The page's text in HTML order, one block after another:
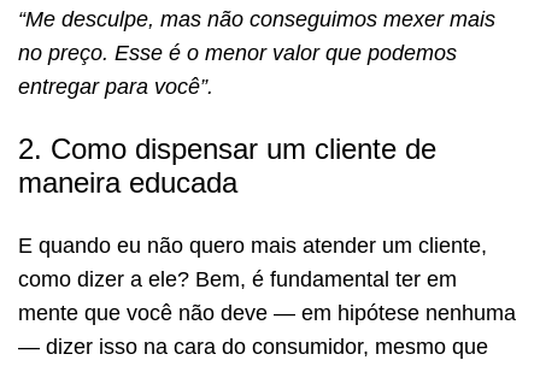
“Me desculpe, mas não conseguimos mexer mais
no preço. Esse é o menor valor que podemos
entregar para você”.
2. Como dispensar um cliente de
maneira educada
E quando eu não quero mais atender um cliente,
como dizer a ele? Bem, é fundamental ter em
mente que você não deve — em hipótese nenhuma
— dizer isso na cara do consumidor, mesmo que